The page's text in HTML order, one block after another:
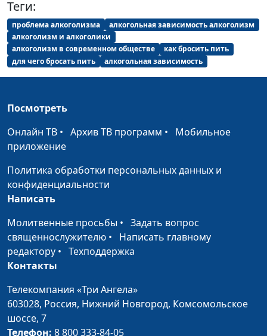
Бросаем курить.
Пассивное
курение
Андрей Прокопьев, магистр
общественного
здравоохранения
#17
Бросаем курить.
Бросаем курить.
Мне нравится не
травиться
общественного
Бросаем курить.
Моя самооценка и
мои достижения
Андрей Прокопьев, магистр
Бросаем курить.
Мотивация
бросить курить
Андрей Прокопьев, магистр
здравоохранения
Бросаем курить.
Симптомы в
период отвыкания
общественного
здравоохранения
Теги:
проблема алкоголизма
алкогольная зависимость алкоголизм
алкоголизм и алкоголики
алкоголизм в современном обществе
как бросить пить
для чего бросать пить
алкогольная зависимость
Посмотреть
Онлайн ТВ • Архив ТВ программ • Мобильное
приложение
Политика обработки персональных данных и
конфиденциальности
Написать
Молитвенные просьбы • Задать вопрос
священнослужителю • Написать главному
редактору • Техподдержка
Контакты
Телекомпания «Три Ангела»
603028, Россия, Нижний Новгород, Комсомольское
шоссе, 7
Телефон: 8 800 333-84-05